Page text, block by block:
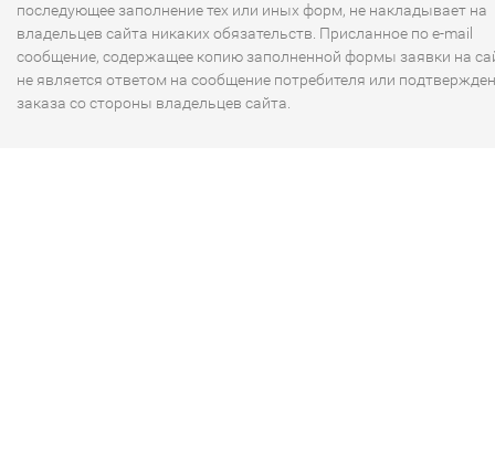
последующее заполнение тех или иных форм, не накладывает на
владельцев сайта никаких обязательств. Присланное по e-mail
сообщение, содержащее копию заполненной формы заявки на
не является ответом на сообщение потребителя или
заказа со стороны владельцев сайта.